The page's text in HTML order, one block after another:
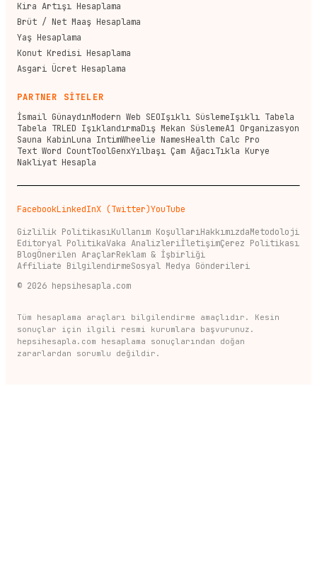
Kira Artışı Hesaplama
Brüt / Net Maaş Hesaplama
Yaş Hesaplama
Konut Kredisi Hesaplama
Asgari Ücret Hesaplama
PARTNER SİTELER
İsmail GünaydınModern Web SEOIşıklı SüslemeIşıklı Tabela
Tabela TRLED IşıklandırmaDış Mekan SüslemeA1 Organizasyon
Sauna KabinLuna IntimWheelie NamesHealth Calc Pro
Text Word CountToolGenxYılbaşı Çam AğacıTıkla Kurye
Nakliyat Hesapla
FacebookLinkedInX (Twitter)YouTube
Gizlilik PolitikasıKullanım KoşullarıHakkımızdaMetodoloji
Editoryal PolitikaVaka AnalizleriİletişimÇerez Politikası
BlogÖnerilen AraçlarReklam & İşbirliği
Affiliate BilgilendirmeSosyal Medya Gönderileri
© 2026 hepsihesapla.com
Tüm hesaplama araçları bilgilendirme amaçlıdır. Kesin
sonuçlar için ilgili resmi kurumlara başvurunuz.
hepsihesapla.com hesaplama sonuçlarından doğan
zararlardan sorumlu değildir.